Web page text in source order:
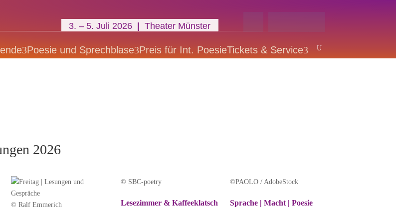
3. – 5. Juli 2026 | Theater Münster
3Poesie und Sprechblase3Preis für Int. PoesieTickets & Service3 U
2026
© Ralf Emmerich
© SBC-poetry
Lesezimmer & Kaffeeklatsch
©PAOLO / AdobeStock
Sprache | Macht | Poesie